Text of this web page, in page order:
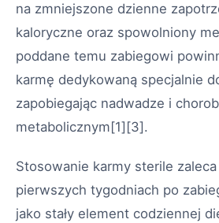
na zmniejszone dzienne
kaloryczne oraz spowolniony
poddane temu zabiegowi
karmę dedykowaną specjalnie
zapobiegając nadwadze i
metabolicznym[1][3].
Stosowanie karmy sterile
pierwszych tygodniach po
jako stały element codziennej